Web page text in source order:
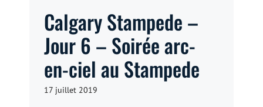
Calgary Stampede –
Jour 6 – Soirée arc-
en-ciel au Stampede
17 juillet 2019